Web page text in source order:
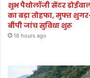
शुभ पैथोलॉजी सेंटर
का बड़ा तोहफा, मुफ्त
बीपी जांच सुविधा शुरू
16 hours ago